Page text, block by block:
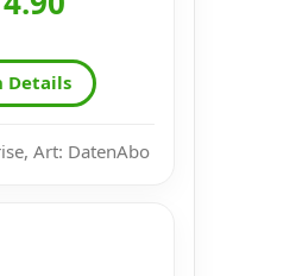
Details
Art: DatenAbo